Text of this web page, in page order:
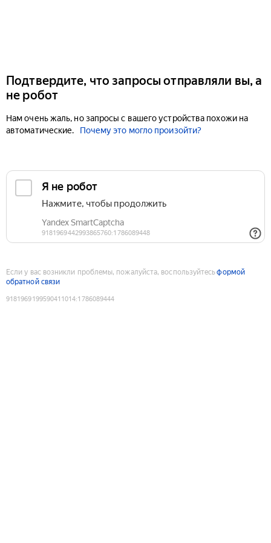
Подтвердите, что запросы отправляли вы, а
не робот
Нам очень жаль, но запросы с вашего устройства похожи на
автоматические.
Почему это могло произойти?
Если у вас возникли проблемы, пожалуйста, воспользуйтесьформой
обратной связи
9181969199590411014:1786089444